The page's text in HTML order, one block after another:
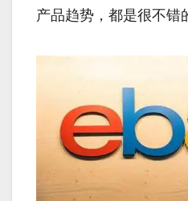
产品趋势，都是很不错